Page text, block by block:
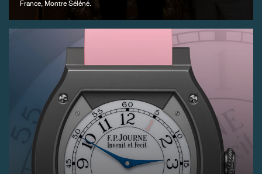
France, Montre Séléné.
FAUX